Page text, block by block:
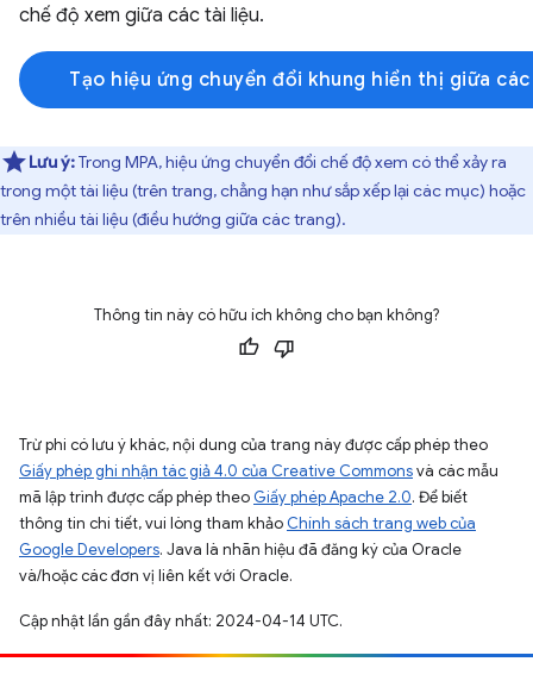
chế độ xem giữa các tài liệu.
Tạo hiệu ứng chuyển đổi khung hiển thị giữa
Lưu ý:Trong MPA, hiệu ứng chuyển đổi chế độ xem có thể xảy ra
trong một tài liệu (trên trang, chẳng hạn như sắp xếp lại các mục) hoặc
trên nhiều tài liệu (điều hướng giữa các trang).
Thông tin này có hữu ích không cho bạn không?
Trừ phi có lưu ý khác, nội dung của trang này được cấp phép theo
Giấy phép ghi nhận tác giả 4.0 của Creative Commonsvà các mẫu
mã lập trình được cấp phép theo Giấy phép Apache 2.0. Để biết
thông tin chi tiết, vui lòng tham khảo Chính sách trang web của
Google Developers. Java là nhãn hiệu đã đăng ký của Oracle
và/hoặc các đơn vị liên kết với Oracle.
Cập nhật lần gần đây nhất: 2024-04-14 UTC.